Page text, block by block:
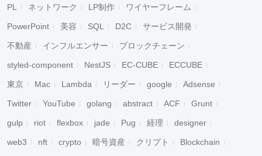
PL ネットワーク LP制作 ワイヤーフレーム
PowerPoint 美容 SQL D2C サービス開発
不動産 インフルエンサー ブロックチェーン
styled-component NestJS EC-CUBE ECCUBE
東京 Mac Lambda リーダー google Adsense
Twitter YouTube golang abstract ACF Grunt
gulp riot flexbox jade Pug 経理 designer
web3 nft crypto 暗号資産 クリプト Blockchain